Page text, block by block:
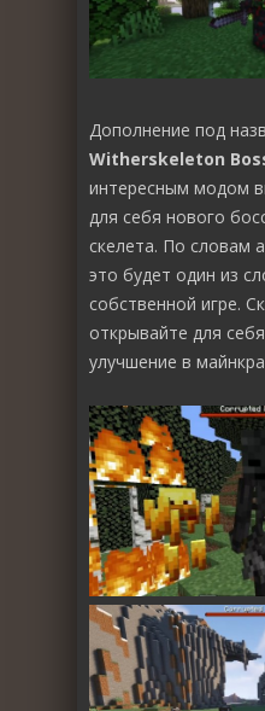
Дополнение под
Witherskeleton
интересным модом
для себя нового
скелета. По словам
это будет один из
собственной игре.
открывайте для
улучшение в